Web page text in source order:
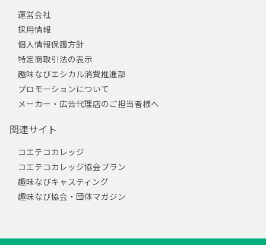
運営会社
採用情報
個人情報保護方針
特定商取引法の表示
趣味なびエシカル消費推進部
プロモーションについて
メーカー・広告代理店のご担当者様へ
関連サイト
コエテコカレッジ
コエテコカレッジ協会プラン
趣味なびキャスティング
趣味なび協会・団体マガジン